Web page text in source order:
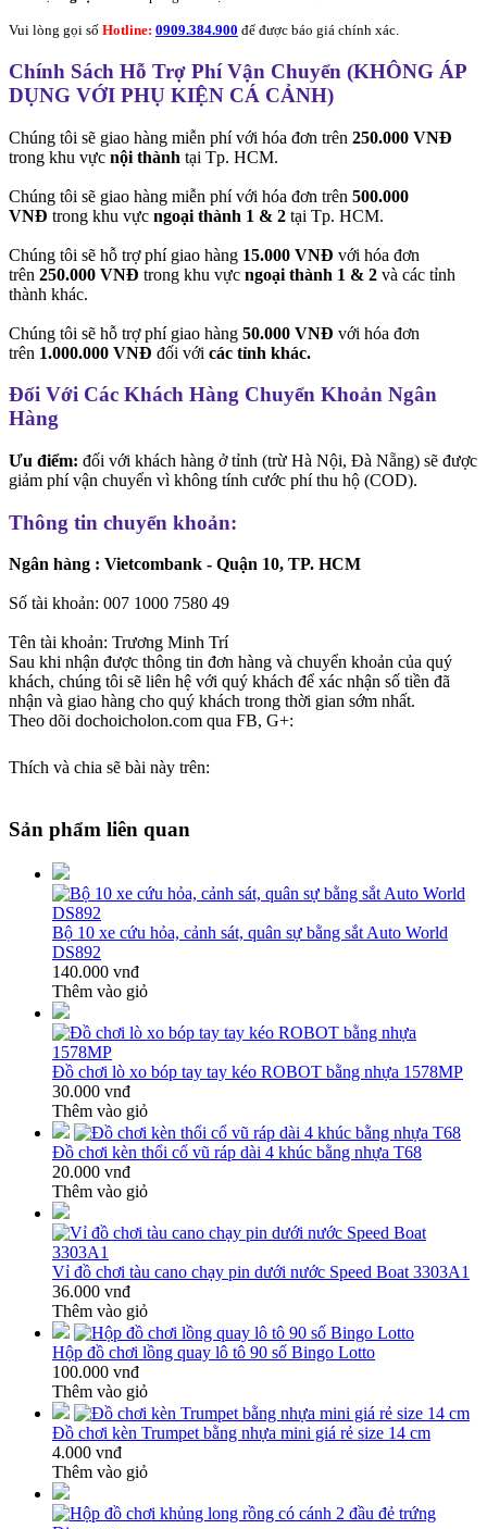
Vui lòng gọi số Hotline: 0909.384.900 để được báo giá chính xác.
Chính Sách Hỗ Trợ Phí Vận Chuyển (KHÔNG ÁP
DỤNG VỚI PHỤ KIỆN CÁ CẢNH)
Chúng tôi sẽ giao hàng miễn phí với hóa đơn trên 250.000 VNĐ
trong khu vực nội thành tại Tp. HCM.
Chúng tôi sẽ giao hàng miễn phí với hóa đơn trên 500.000
VNĐ trong khu vực ngoại thành 1 & 2 tại Tp. HCM.
Chúng tôi sẽ hỗ trợ phí giao hàng 15.000 VNĐ với hóa đơn
trên 250.000 VNĐ trong khu vực ngoại thành 1 & 2 và các tỉnh
thành khác.
Chúng tôi sẽ hỗ trợ phí giao hàng 50.000 VNĐ với hóa đơn
trên 1.000.000 VNĐ đối với các tỉnh khác.
Đối Với Các Khách Hàng Chuyển Khoản Ngân
Hàng
Ưu điểm: đối với khách hàng ở tỉnh (trừ Hà Nội, Đà Nẵng) sẽ được
giảm phí vận chuyển vì không tính cước phí thu hộ (COD).
Thông tin chuyển khoản:
Ngân hàng : Vietcombank - Quận 10, TP. HCM
Số tài khoản: 007 1000 7580 49
Tên tài khoản: Trương Minh Trí
Sau khi nhận được thông tin đơn hàng và chuyển khoản của quý
khách, chúng tôi sẽ liên hệ với quý khách để xác nhận số tiền đã
nhận và giao hàng cho quý khách trong thời gian sớm nhất.
Theo dõi dochoicholon.com qua FB, G+:
Thích và chia sẽ bài này trên:
Sản phẩm liên quan
Bộ 10 xe cứu hỏa, cảnh sát, quân sự bằng sắt Auto World
DS892
140.000 vnđ
Thêm vào giỏ
Đồ chơi lò xo bóp tay tay kéo ROBOT bằng nhựa 1578MP
30.000 vnđ
Thêm vào giỏ
Đồ chơi kèn thổi cổ vũ ráp dài 4 khúc bằng nhựa T68
20.000 vnđ
Thêm vào giỏ
Vỉ đồ chơi tàu cano chạy pin dưới nước Speed Boat 3303A1
36.000 vnđ
Thêm vào giỏ
Hộp đồ chơi lồng quay lô tô 90 số Bingo Lotto
100.000 vnđ
Thêm vào giỏ
Đồ chơi kèn Trumpet bằng nhựa mini giá rẻ size 14 cm
4.000 vnđ
Thêm vào giỏ